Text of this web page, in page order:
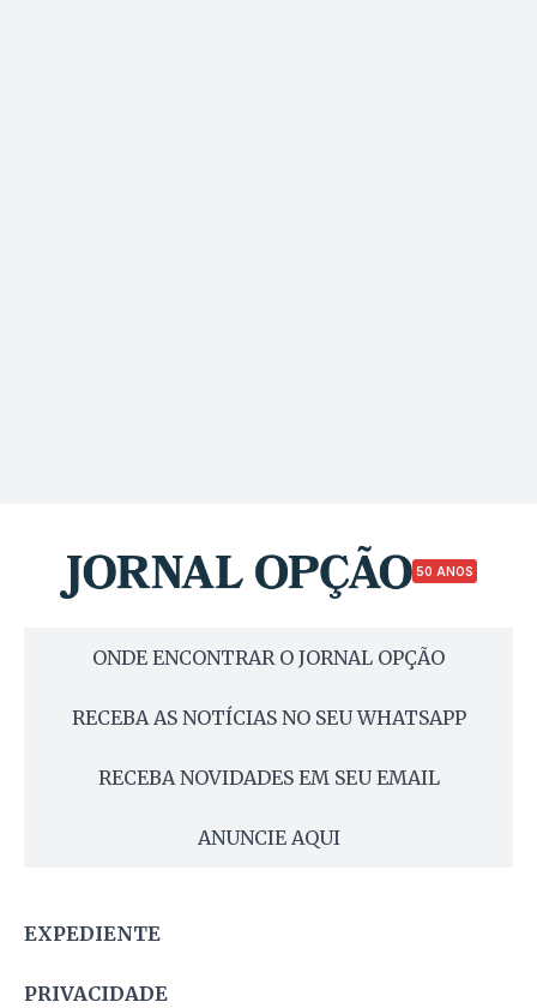
50 ANOS
ONDE ENCONTRAR O JORNAL OPÇÃO
RECEBA AS NOTÍCIAS NO SEU WHATSAPP
RECEBA NOVIDADES EM SEU EMAIL
ANUNCIE AQUI
EXPEDIENTE
PRIVACIDADE